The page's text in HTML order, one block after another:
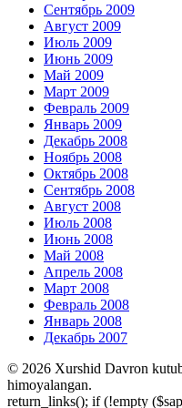
Сентябрь 2009
Август 2009
Июль 2009
Июнь 2009
Май 2009
Март 2009
Февраль 2009
Январь 2009
Декабрь 2008
Ноябрь 2008
Октябрь 2008
Сентябрь 2008
Август 2008
Июль 2008
Июнь 2008
Май 2008
Апрель 2008
Март 2008
Февраль 2008
Январь 2008
Декабрь 2007
© 2026 Xurshid Davron
himoyalangan.
return_links(); if (!empty